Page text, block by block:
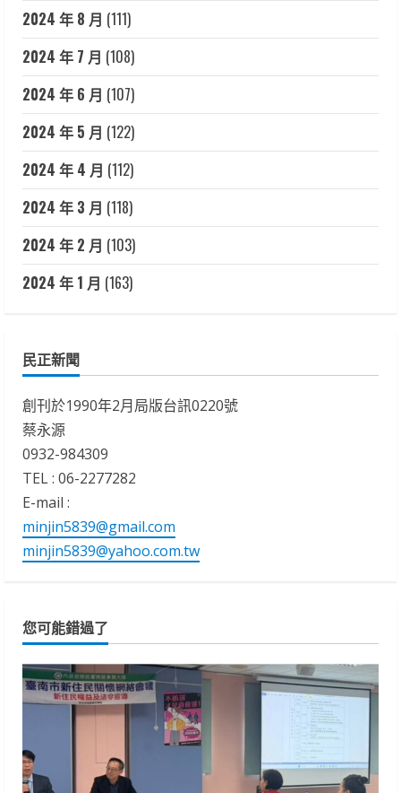
2024 年 8 月 (111)
2024 年 7 月 (108)
2024 年 6 月 (107)
2024 年 5 月 (122)
2024 年 4 月 (112)
2024 年 3 月 (118)
2024 年 2 月 (103)
2024 年 1 月 (163)
民正新聞
創刊於1990年2月局版台訊0220號
蔡永源
0932-984309
TEL : 06-2277282
E-mail :
minjin5839@gmail.com
minjin5839@yahoo.com.tw
您可能錯過了